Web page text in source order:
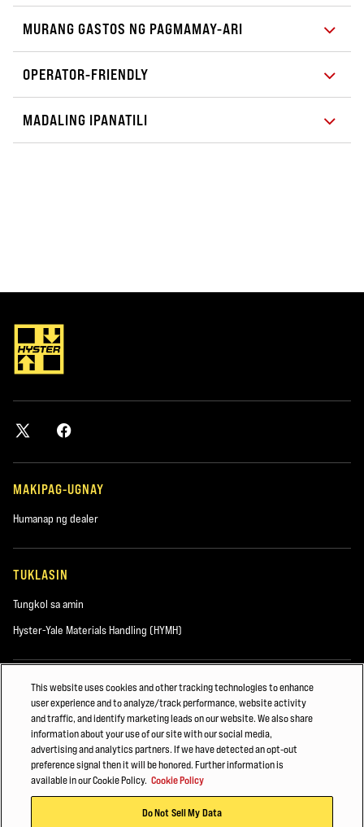
MURANG GASTOS NG PAGMAMAY-ARI
OPERATOR-FRIENDLY
MADALING IPANATILI
MAKIPAG-UGNAY
Humanap ng dealer
TUKLASIN
Tungkol sa amin
Hyster-Yale Materials Handling (HYMH)
MGA KARERA
Mga Karera
©2026 Hyster-Yale Materials Handling, Inc., lahat ng karapatan ay nakalaan.
Mga Tuntunin ng Paggamit
This website uses cookies and other tracking technologies to enhance
user experience and to analyze/track performance, website activity
and traffic, and identify marketing leads on our website. We also share
information about your use of our site with our social media,
advertising and analytics partners. If we have detected an opt-out
preference signal then it will be honored. Further information is
available in our Cookie Policy. Cookie Policy
Do Not Sell My Data